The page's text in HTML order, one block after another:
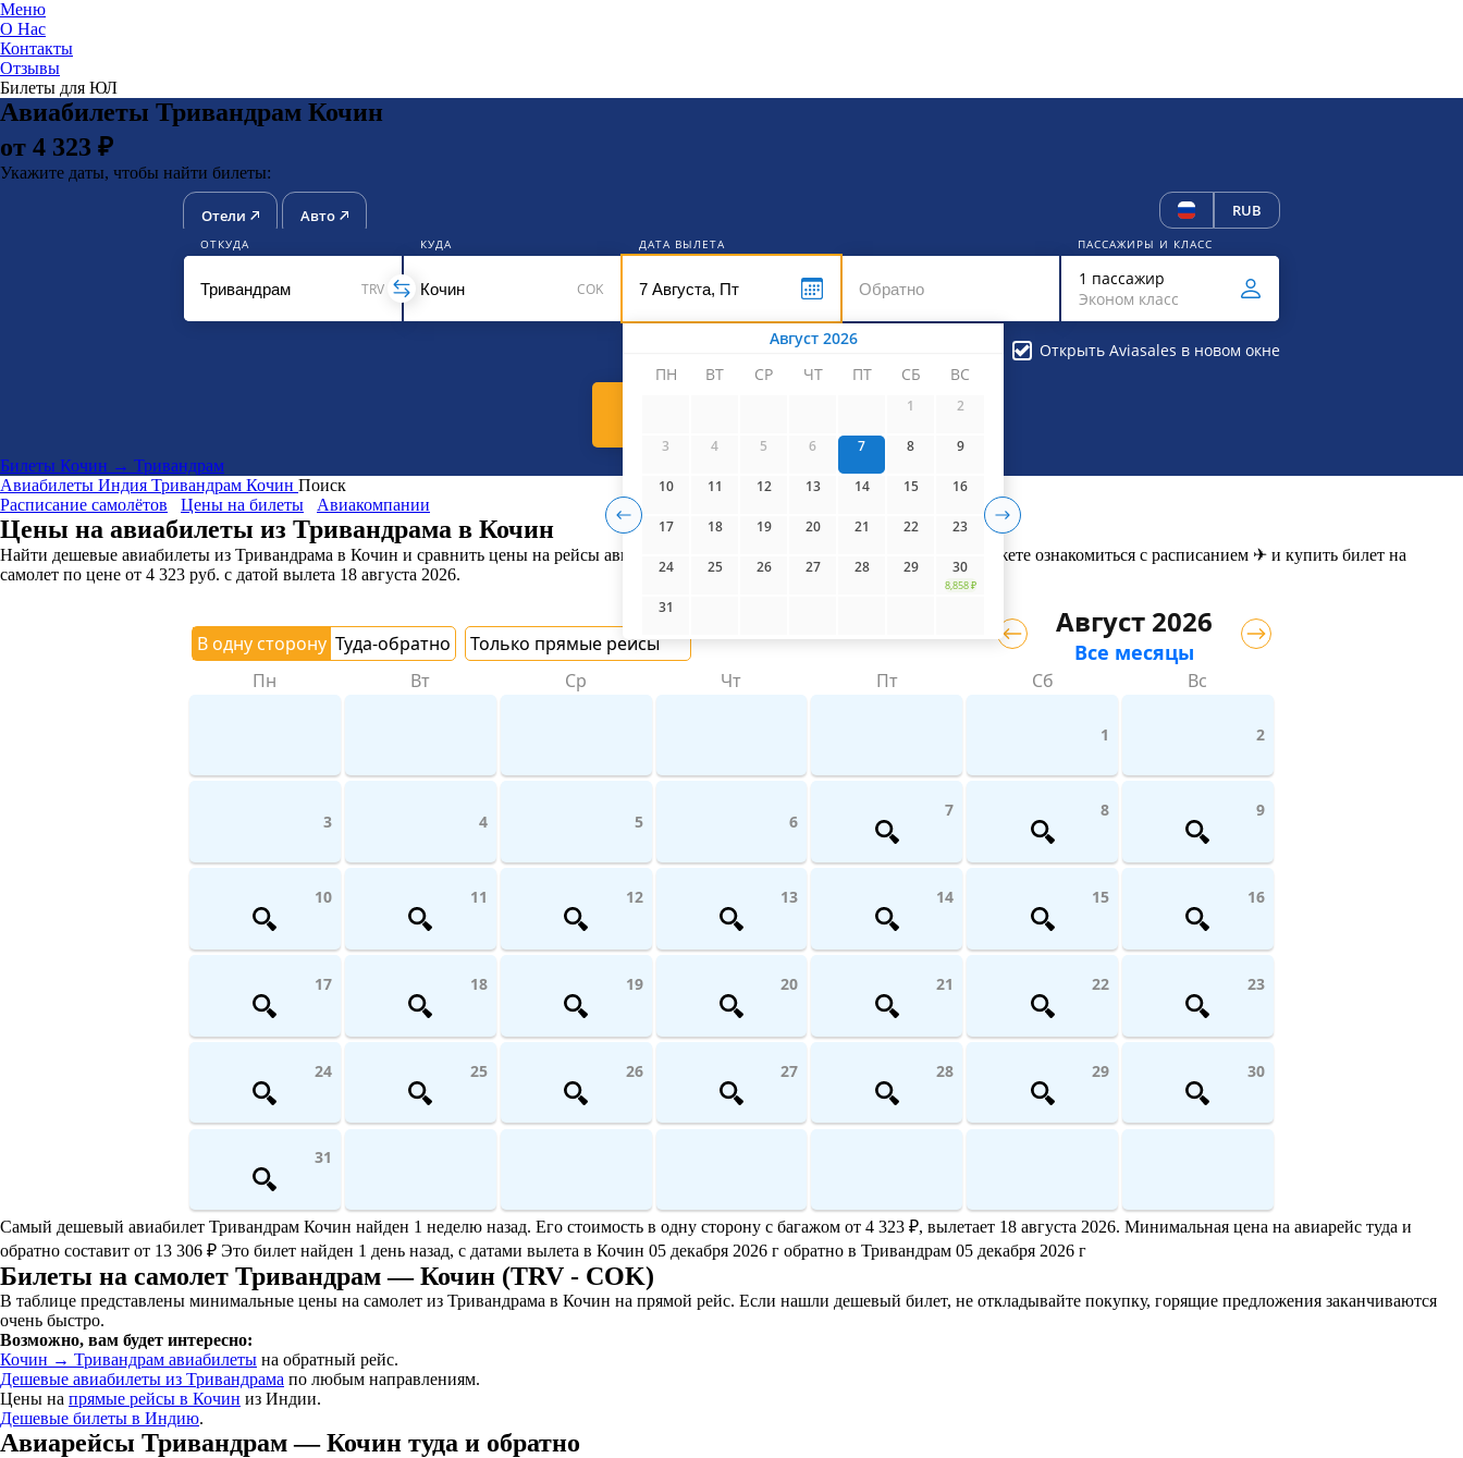
ЮниТикет
Меню
О Нас
Контакты
Отзывы
Билеты для ЮЛ
Авиабилеты Тривандрам Кочин
от 4 323 ₽
Укажите даты, чтобы найти билеты:
Отели Авто RUB
ОТКУДА
TRV
КУДА
COK
ДАТА ВЫЛЕТА
Август 2026
ПН
ВТ СР ЧТ ПТ СБ ВС
1 2
3 4 5 6 7 8 9
10 11 12 13 14 15 16
17 18 19 20 21 22 23
24 25 26 27 28 29 30
8,858 ₽
31
ПАССАЖИРЫ И КЛАСС
1 пассажир
Эконом класс
Открыть Aviasales в новом окне
Билеты Кочин → Тривандрам
Авиабилеты Индия Тривандрам Кочин Поиск
Расписание самолётов
Цены на билеты Авиакомпании
Цены на авиабилеты из Тривандрама в Кочин
Найти дешевые авиабилеты из Тривандрама в Кочин и сравнить цены на рейсы авиакомпаний поможет UniTicket.ru. На сайте вы можете ознакомиться с расписанием ✈ и купить билет на
самолет по цене от 4 323 руб. с датой вылета 18 августа 2026.
В одну сторону Туда-обратно Только прямые рейсы
Август 2026
Все месяцы
Пн Вт Ср Чт Пт Сб Вс
1 2
3 4 5 6
7 8 9
10 11 12 13 14 15 16
17 18 19 20 21 22 23
24 25 26 27 28 29 30
31
Самый дешевый авиабилет Тривандрам Кочин найден 1 неделю назад. Его стоимость в одну сторону с багажом от 4 323 ₽, вылетает 18 августа 2026. Минимальная цена на авиарейс туда и
обратно составит от 13 306 ₽ Это билет найден 1 день назад, с датами вылета в Кочин 05 декабря 2026 г обратно в Тривандрам 05 декабря 2026 г
Билеты на самолет Тривандрам — Кочин (TRV - COK)
В таблице представлены минимальные цены на самолет из Тривандрама в Кочин на прямой рейс. Если нашли дешевый билет, не откладывайте покупку, горящие предложения заканчиваются
очень быстро.
Возможно, вам будет интересно:
Кочин → Тривандрам авиабилеты на обратный рейс.
Дешевые авиабилеты из Тривандрама по любым направлениям.
Цены на прямые рейсы в Кочин из Индии.
Дешевые билеты в Индию.
Авиарейсы Тривандрам — Кочин туда и обратно